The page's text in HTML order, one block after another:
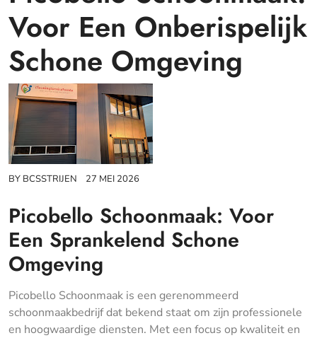
Voor Een Onberispelijk
Schone Omgeving
BY BCSSTRIJEN 27 MEI 2026
Picobello Schoonmaak: Voor
Een Sprankelend Schone
Omgeving
Picobello Schoonmaak is een gerenommeerd
schoonmaakbedrijf dat bekend staat om zijn professionele
en hoogwaardige diensten. Met een focus op kwaliteit en